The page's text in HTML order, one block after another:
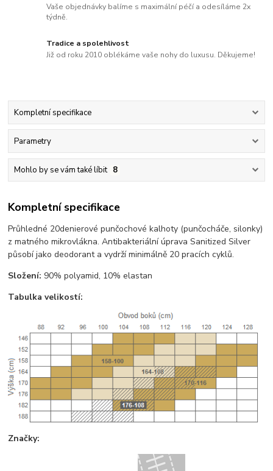
Vaše objednávky balíme s maximální péčí a odesíláme 2x
týdně.
Tradice a spolehlivost
Již od roku 2010 oblékáme vaše nohy do luxusu. Děkujeme!
Kompletní specifikace
Parametry
Mohlo by se vám také líbit 8
Kompletní specifikace
Průhledné 20denierové punčochové kalhoty (punčocháče, silonky)
z matného mikrovlákna. Antibakteriální úprava Sanitized Silver
působí jako deodorant a vydrží minimálně 20 pracích cyklů.
Složení: 90% polyamid, 10% elastan
Tabulka velikostí:
Značky: